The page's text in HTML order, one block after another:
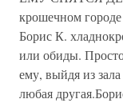
крошечном
Борис К.
или обиды.
ему, выйдя из
любая